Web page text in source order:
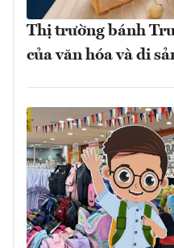
Thị trường bánh
của văn hóa và di